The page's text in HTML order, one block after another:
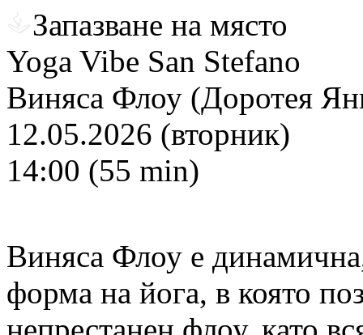
Запазване на място
Yoga Vibe San Stefano
Виняса Флоу (Доротея
12.05.2026 (вторник)
14:00 (55 min)
Виняса Флоу е
форма на йога, в която